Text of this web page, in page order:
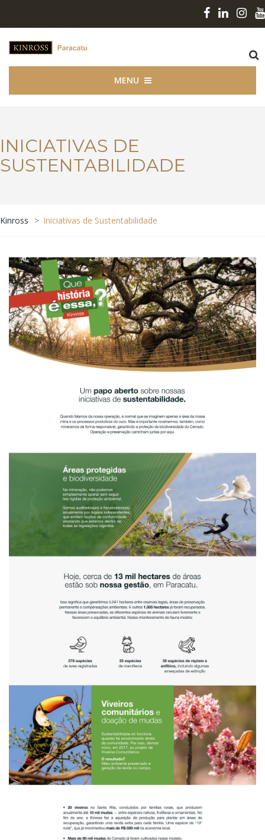
MENU
INICIATIVAS DE
SUSTENTABILIDADE
Kinross > Iniciativas de Sustentabilidade